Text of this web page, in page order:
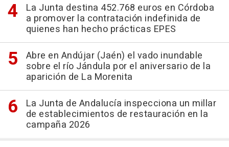
La Junta destina 452.768 euros en Córdoba
a promover la contratación indefinida de
quienes han hecho prácticas EPES
Abre en Andújar (Jaén) el vado inundable
sobre el río Jándula por el aniversario de la
aparición de La Morenita
La Junta de Andalucía inspecciona un millar
de establecimientos de restauración en la
campaña 2026